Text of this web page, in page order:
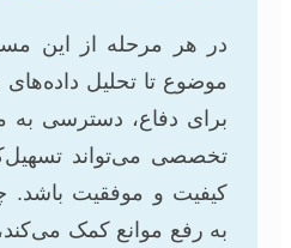
در هر مرحله از این
موضوع تا تحلیل داده‌های
برای دفاع، دسترسی به
تخصصی می‌تواند
کیفیت و موفقیت باشد.
به رفع موانع کمک